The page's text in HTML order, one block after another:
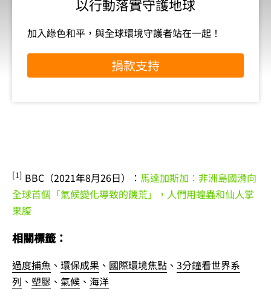
以行動落實守護地球
加入綠色和平，與全球環境守護者站在一起！
捐款支持
[1] BBC（2021年8月26日）： 馬達加斯加：非洲島國滑向
全球首個「氣候變化導致的饑荒」，人們用蝗蟲和仙人掌
果腹
相關標籤：
過度捕魚 、 環保成果 、 國際環境焦點 、 3分鐘看世界系
列 、 塑膠 、 氣候 、 海洋